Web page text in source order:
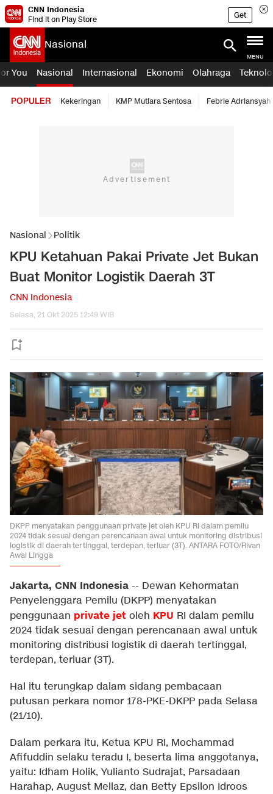
CNN Indonesia
Find it on Play Store
Get
Nasional
MENU
You Nasional Internasional Ekonomi Olahraga
POPULER Kekeringan KMP Mutiara Sentosa Febrie Adriansyah
Nasional Politik
KPU Ketahuan Pakai Private Jet Bukan
Buat Monitor Logistik Daerah 3T
CNN Indonesia
Selasa, 21 Okt 2025 12:49 WIB
DKPP menyatakan penggunaan private jet oleh KPU RI dalam pemilu
2024 tidak sesuai dengan perencanaan awal untuk monitoring distribusi
logistik di daerah tertinggal, terdepan, terluar (3T). ANTARA FOTO/Rivan
Awal Lingga
Jakarta, CNN Indonesia -- Dewan Kehormatan
Penyelenggara Pemilu (DKPP) menyatakan
penggunaan private jet oleh KPU RI dalam pemilu
2024 tidak sesuai dengan perencanaan awal untuk
monitoring distribusi logistik di daerah tertinggal,
terdepan, terluar (3T).
Hal itu terungkap dalam sidang pembacaan
putusan perkara nomor 178-PKE-DKPP pada Selasa
(21/10).
Dalam perkara itu, Ketua KPU RI, Mochammad
Afifuddin selaku teradu I, beserta lima anggotanya,
yaitu: Idham Holik, Yulianto Sudrajat, Parsadaan
Harahap, August Mellaz, dan Betty Epsilon Idroos